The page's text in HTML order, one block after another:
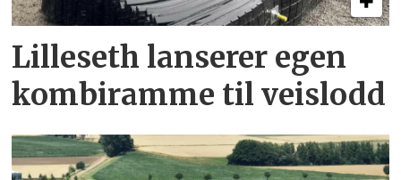
Lilleseth lanserer egen
kombi­ramme til veislodd